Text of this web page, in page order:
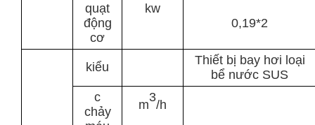
quạt
động
cơ
kw
0,19*2
kiểu
Thiết bị bay hơi loại
bể nước SUS
c
chảy
m
3
/h